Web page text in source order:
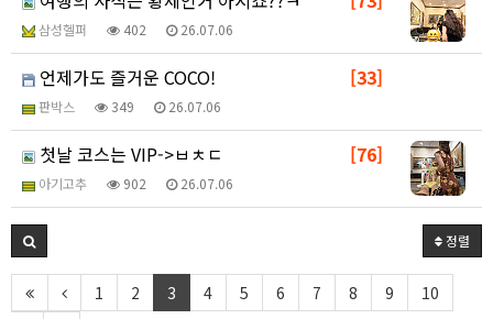
삼성헬퍼 402 26.07.06
[33]
언제가도 즐거운 COCO!
판박스 349 26.07.06
[76]
첫날 코스는 VIP->ㅂㅊㄷ
아기고추 902 26.07.06
정렬
1 2 3 4 5 6 7 8 9 10